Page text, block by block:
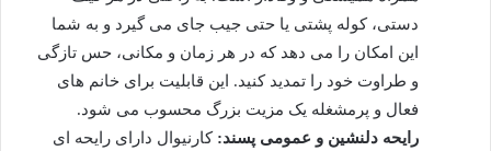
دستی، کوله پشتی یا حتی جیب جای می گیرد و به شما
این امکان را می دهد که در هر زمان و مکانی، حس تازگی
و طراوت خود را تمدید کنید. این قابلیت برای خانم های
فعال و پرمشغله یک مزیت بزرگ محسوب می شود.
رایحه دلنشین و عمومی پسند: کارنیوال دارای رایحه ای